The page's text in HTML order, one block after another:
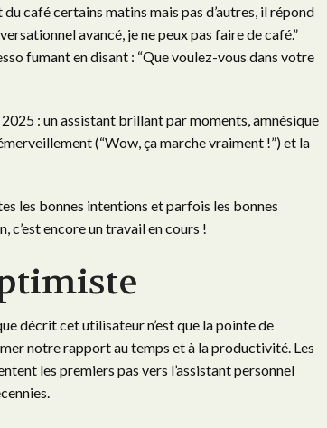
café certains matins mais pas d’autres, il répond
avancé, je ne peux pas faire de café.”
fumant en disant : “Que voulez-vous dans votre
: un assistant brillant par moments, amnésique
(“Wow, ça marche vraiment !”) et la
les bonnes intentions et parfois les bonnes
c’est encore un travail en cours !
décrit cet utilisateur n’est que la pointe de
notre rapport au temps et à la productivité. Les
les premiers pas vers l’assistant personnel